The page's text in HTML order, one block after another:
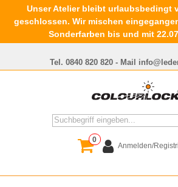
Unser Atelier bleibt urlaubsbedingt
geschlossen. Wir mischen
Sonderfarben bis und mit
Tel. 0840 820 820 - Mail
0
Anmelden/